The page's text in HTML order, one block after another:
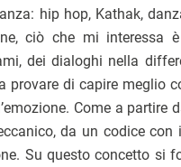
hip hop, Kathak,
ciò che mi interessa
dei dialoghi nella
provare di capire meglio
Come a partire
da un codice con
Su questo concetto si